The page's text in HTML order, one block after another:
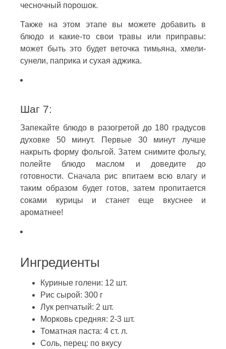
чесночный порошок.
Также на этом этапе вы можете добавить в
блюдо и какие-то свои травы или приправы:
может быть это будет веточка тимьяна, хмели-
сунели, паприка и сухая аджика.
Шаг 7:
Запекайте блюдо в разогретой до 180 градусов
духовке 50 минут. Первые 30 минут лучше
накрыть форму фольгой. Затем снимите фольгу,
полейте блюдо маслом и доведите до
готовности. Сначала рис впитаем всю влагу и
таким образом будет готов, затем пропитается
соками курицы и станет еще вкуснее и
ароматнее!
Ингредиенты
Куриные голени: 12 шт.
Рис сырой: 300 г
Лук репчатый: 2 шт.
Морковь средняя: 2-3 шт.
Томатная паста: 4 ст. л.
Соль, перец: по вкусу